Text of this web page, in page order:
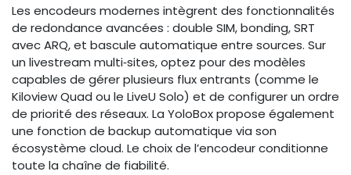
Les encodeurs modernes intègrent des fonctionnalités
de redondance avancées : double SIM, bonding, SRT
avec ARQ, et bascule automatique entre sources. Sur
un livestream multi‑sites, optez pour des modèles
capables de gérer plusieurs flux entrants (comme le
Kiloview Quad ou le LiveU Solo) et de configurer un ordre
de priorité des réseaux. La YoloBox propose également
une fonction de backup automatique via son
écosystème cloud. Le choix de l’encodeur conditionne
toute la chaîne de fiabilité.